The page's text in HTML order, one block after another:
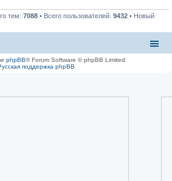
тем: 7088 • Всего пользователей: 9432 • Новый
phpBB® Forum Software © phpBB Limited
поддержка phpBB